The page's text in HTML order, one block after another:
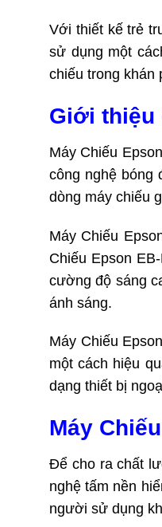
Với thiết kế trẻ
sử dụng một
chiếu trong khán
Giới thiệu
Máy Chiếu
công nghệ bóng
dòng máy chiếu
Máy Chiếu
Chiếu Epson
cường độ sáng
ánh sáng.
Máy Chiếu
một cách hiệu
dạng thiết bị
Máy
Để cho ra chất
nghệ tấm nền
người sử dụng